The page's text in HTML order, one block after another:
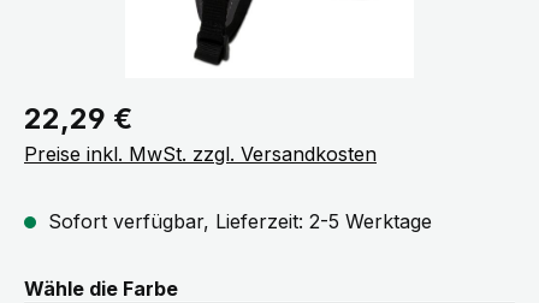
Regulärer Preis:
22,29 €
Preise inkl. MwSt. zzgl. Versandkosten
Sofort verfügbar, Lieferzeit: 2-5 Werktage
Wähle die Farbeauswählen